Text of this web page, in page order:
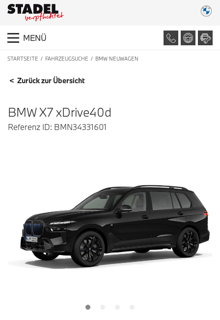
MENÜ
STARTSEITE FAHRZEUGSUCHE BMW NEUWAGEN
FAHRZEUGDETAILS
< Zurück zur Übersicht
BMW X7 xDrive40d
Referenz ID: BMN34331601